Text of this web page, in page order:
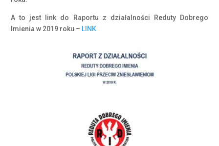
A to jest link do Raportu z działalności Reduty Dobrego
Imienia w 2019 roku – LINK